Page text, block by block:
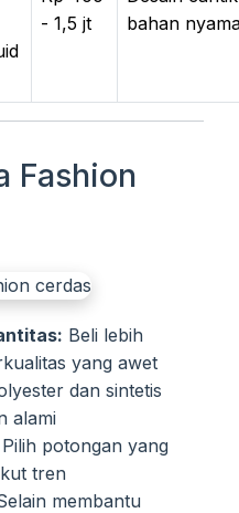
- 1,5 jt
bahan
Fashion
Beli lebih
yang awet
dan sintetis
alami
Pilih potongan yang
tren
membantu